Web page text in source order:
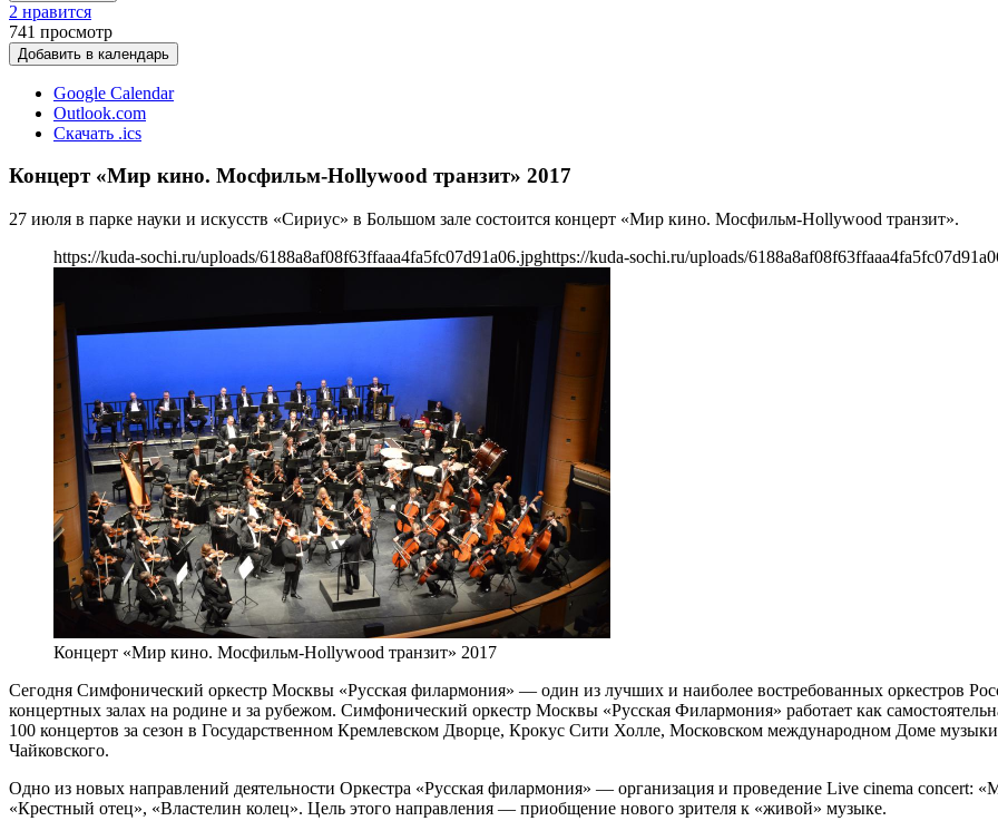
2 нравится
741 просмотр
Добавить в календарь
Google Calendar
Outlook.com
Скачать .ics
Концерт «Мир кино. Мосфильм-Hollywood транзит» 2017
27 июля в парке науки и искусств «Сириус» в Большом зале состоится концерт «Мир кино. Мосфильм-Hollywood транзит».
https://kuda-sochi.ru/uploads/6188a8af08f63ffaaa4fa5fc07d91a06.jpghttps://kuda-sochi.ru/uploads/
Концерт «Мир кино. Мосфильм-Hollywood транзит» 2017
Сегодня Симфонический оркестр Москвы «Русская филармония» — один из лучших и наиболее востребованных оркестров
концертных залах на родине и за рубежом. Симфонический оркестр Москвы «Русская Филармония» работает как
100 концертов за сезон в Государственном Кремлевском Дворце, Крокус Сити Холле, Московском международном Доме
Чайковского.
Одно из новых направлений деятельности Оркестра «Русская филармония» — организация и проведение Live cinema concert:
«Крестный отец», «Властелин колец». Цель этого направления — приобщение нового зрителя к «живой» музыке.